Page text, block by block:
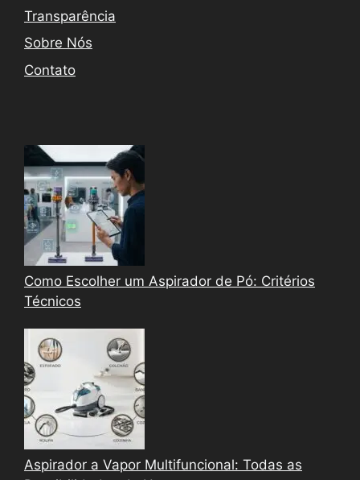
Transparência
Sobre Nós
Contato
Como Escolher um Aspirador de Pó: Critérios
Técnicos
Aspirador a Vapor Multifuncional: Todas as